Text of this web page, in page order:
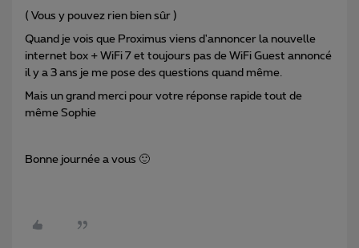
( Vous y pouvez rien bien sûr )
Quand je vois que Proximus viens d'annoncer la nouvelle
internet box + WiFi 7 et toujours pas de WiFi Guest annoncé
il y a 3 ans je me pose des questions quand même.
Mais un grand merci pour votre réponse rapide tout de
même Sophie
Bonne journée a vous 🙂